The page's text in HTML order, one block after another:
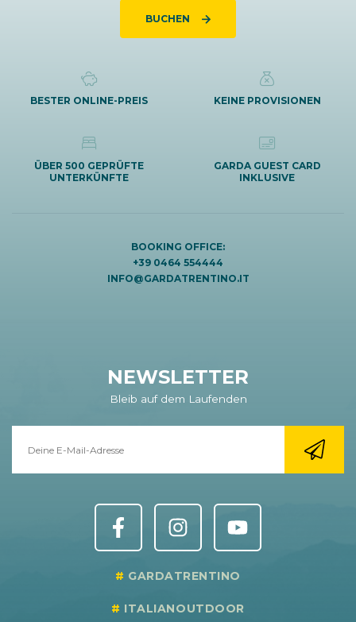
BUCHEN
BESTER ONLINE-PREIS KEINE PROVISIONEN
ÜBER 500 GEPRÜFTE
UNTERKÜNFTE
GARDA GUEST CARD
INKLUSIVE
BOOKING OFFICE:
+39 0464 554444
INFO@GARDATRENTINO.IT
NEWSLETTER
Bleib auf dem Laufenden
GARDATRENTINO
ITALIANOUTDOOR